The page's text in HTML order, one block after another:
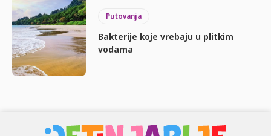
Putovanja
Bakterije koje vrebaju u plitkim
vodama